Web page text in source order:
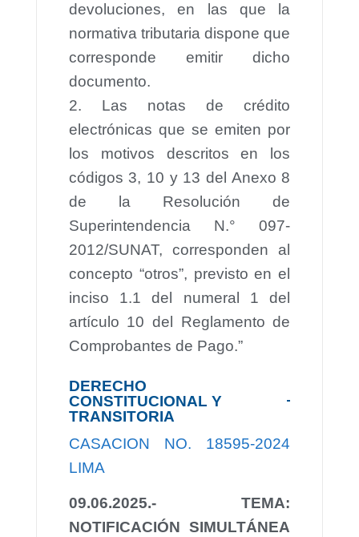
devoluciones, en las que la
normativa tributaria dispone que
corresponde emitir dicho
documento.
2. Las notas de crédito
electrónicas que se emiten por
los motivos descritos en los
códigos 3, 10 y 13 del Anexo 8
de la Resolución de
Superintendencia N.° 097-
2012/SUNAT, corresponden al
concepto “otros”, previsto en el
inciso 1.1 del numeral 1 del
artículo 10 del Reglamento de
Comprobantes de Pago.”
DERECHO
CONSTITUCIONAL Y
TRANSITORIA
CASACION NO. 18595-2024
LIMA
09.06.2025.- TEMA:
NOTIFICACIÓN SIMULTÁNEA